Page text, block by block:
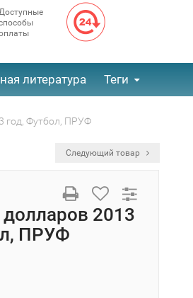
литература Теги
год, Футбол, ПРУФ
Следующий товар
2013
ПРУФ